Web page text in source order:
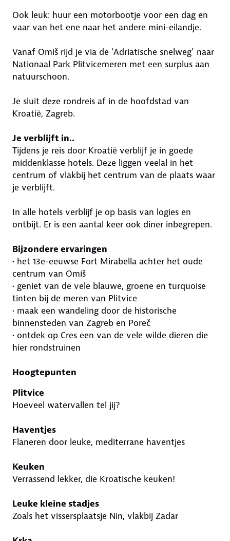
Ook leuk: huur een motorbootje voor een dag en
vaar van het ene naar het andere mini-eilandje.
Vanaf Omiš rijd je via de ‘Adriatische snelweg’ naar
Nationaal Park Plitvicemeren met een surplus aan
natuurschoon.
Je sluit deze rondreis af in de hoofdstad van
Kroatië, Zagreb.
Je verblijft in..
Tijdens je reis door Kroatië verblijf je in goede
middenklasse hotels. Deze liggen veelal in het
centrum of vlakbij het centrum van de plaats waar
je verblijft.
In alle hotels verblijf je op basis van logies en
ontbijt. Er is een aantal keer ook diner inbegrepen.
Bijzondere ervaringen
• het 13e-eeuwse Fort Mirabella achter het oude
centrum van Omiš
• geniet van de vele blauwe, groene en turquoise
tinten bij de meren van Plitvice
• maak een wandeling door de historische
binnensteden van Zagreb en Poreč
• ontdek op Cres een van de vele wilde dieren die
hier rondstruinen
Hoogtepunten
Plitvice
Hoeveel watervallen tel jij?
Haventjes
Flaneren door leuke, mediterrane haventjes
Keuken
Verrassend lekker, die Kroatische keuken!
Leuke kleine stadjes
Zoals het vissersplaatsje Nin, vlakbij Zadar